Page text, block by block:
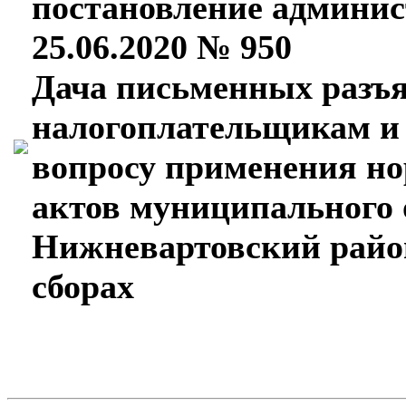
25.06.2020 № 950
Дача письменных
налогоплательщикам
вопросу применения
актов муниципального
Нижневартовский
сборах